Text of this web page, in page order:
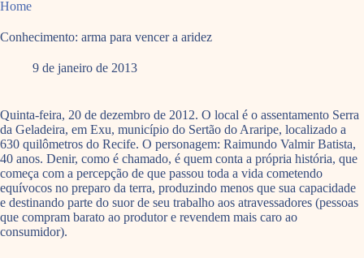
Home
Conhecimento: arma para vencer a aridez
9 de janeiro de 2013
Quinta-feira, 20 de dezembro de 2012. O local é o assentamento Serra
da Geladeira, em Exu, município do Sertão do Araripe, localizado a
630 quilômetros do Recife. O personagem: Raimundo Valmir Batista,
40 anos. Denir, como é chamado, é quem conta a própria história, que
começa com a percepção de que passou toda a vida cometendo
equívocos no preparo da terra, produzindo menos que sua capacidade
e destinando parte do suor de seu trabalho aos atravessadores (pessoas
que compram barato ao produtor e revendem mais caro ao
consumidor).